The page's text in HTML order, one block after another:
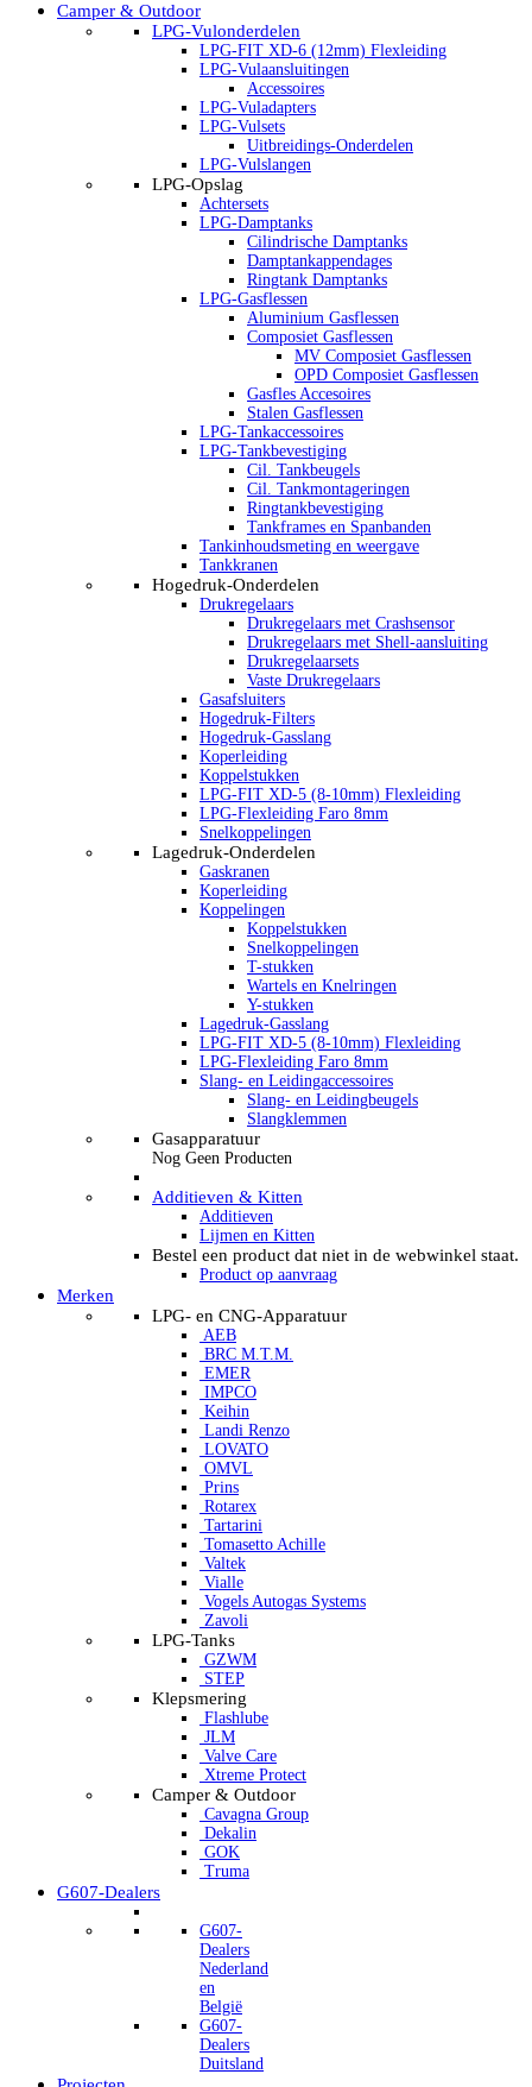
Camper & Outdoor
LPG-Vulonderdelen
LPG-FIT XD-6 (12mm) Flexleiding
LPG-Vulaansluitingen
Accessoires
LPG-Vuladapters
LPG-Vulsets
Uitbreidings-Onderdelen
LPG-Vulslangen
LPG-Opslag
Achtersets
LPG-Damptanks
Cilindrische Damptanks
Damptankappendages
Ringtank Damptanks
LPG-Gasflessen
Aluminium Gasflessen
Composiet Gasflessen
MV Composiet Gasflessen
OPD Composiet Gasflessen
Gasfles Accesoires
Stalen Gasflessen
LPG-Tankaccessoires
LPG-Tankbevestiging
Cil. Tankbeugels
Cil. Tankmontageringen
Ringtankbevestiging
Tankframes en Spanbanden
Tankinhoudsmeting en weergave
Tankkranen
Hogedruk-Onderdelen
Drukregelaars
Drukregelaars met Crashsensor
Drukregelaars met Shell-aansluiting
Drukregelaarsets
Vaste Drukregelaars
Gasafsluiters
Hogedruk-Filters
Hogedruk-Gasslang
Koperleiding
Koppelstukken
LPG-FIT XD-5 (8-10mm) Flexleiding
LPG-Flexleiding Faro 8mm
Snelkoppelingen
Lagedruk-Onderdelen
Gaskranen
Koperleiding
Koppelingen
Koppelstukken
Snelkoppelingen
T-stukken
Wartels en Knelringen
Y-stukken
Lagedruk-Gasslang
LPG-FIT XD-5 (8-10mm) Flexleiding
LPG-Flexleiding Faro 8mm
Slang- en Leidingaccessoires
Slang- en Leidingbeugels
Slangklemmen
Gasapparatuur
Nog Geen Producten
Additieven & Kitten
Additieven
Lijmen en Kitten
Bestel een product dat niet in de webwinkel staat.
Product op aanvraag
Merken
LPG- en CNG-Apparatuur
AEB
BRC M.T.M.
EMER
IMPCO
Keihin
Landi Renzo
LOVATO
OMVL
Prins
Rotarex
Tartarini
Tomasetto Achille
Valtek
Vialle
Vogels Autogas Systems
Zavoli
LPG-Tanks
GZWM
STEP
Klepsmering
Flashlube
JLM
Valve Care
Xtreme Protect
Camper & Outdoor
Cavagna Group
Dekalin
GOK
Truma
G607-Dealers
G607-
Dealers
Nederland
en
België
G607-
Dealers
Duitsland